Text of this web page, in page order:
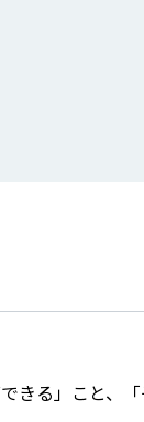
きる」こと、